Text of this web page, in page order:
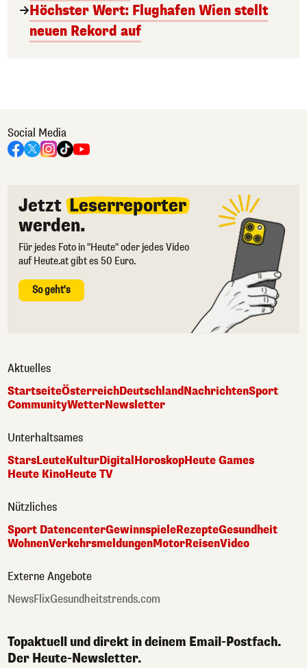
Höchster Wert: Flughafen Wien stellt
neuen Rekord auf
Social Media
Jetzt Leserreporter
werden.
Für jedes Foto in "Heute" oder jedes Video
auf Heute.at gibt es 50 Euro.
So geht's
Aktuelles
StartseiteÖsterreichDeutschlandNachrichtenSport
CommunityWetterNewsletter
Unterhaltsames
StarsLeuteKulturDigital HoroskopHeute Games
Heute KinoHeute TV
Nützliches
Sport DatencenterGewinnspieleRezepteGesundheit
WohnenVerkehrsmeldungenMotorReisenVideo
Externe Angebote
NewsFlixGesundheitstrends.com
Topaktuell und direkt in deinem Email-Postfach.
Der Heute-Newsletter.